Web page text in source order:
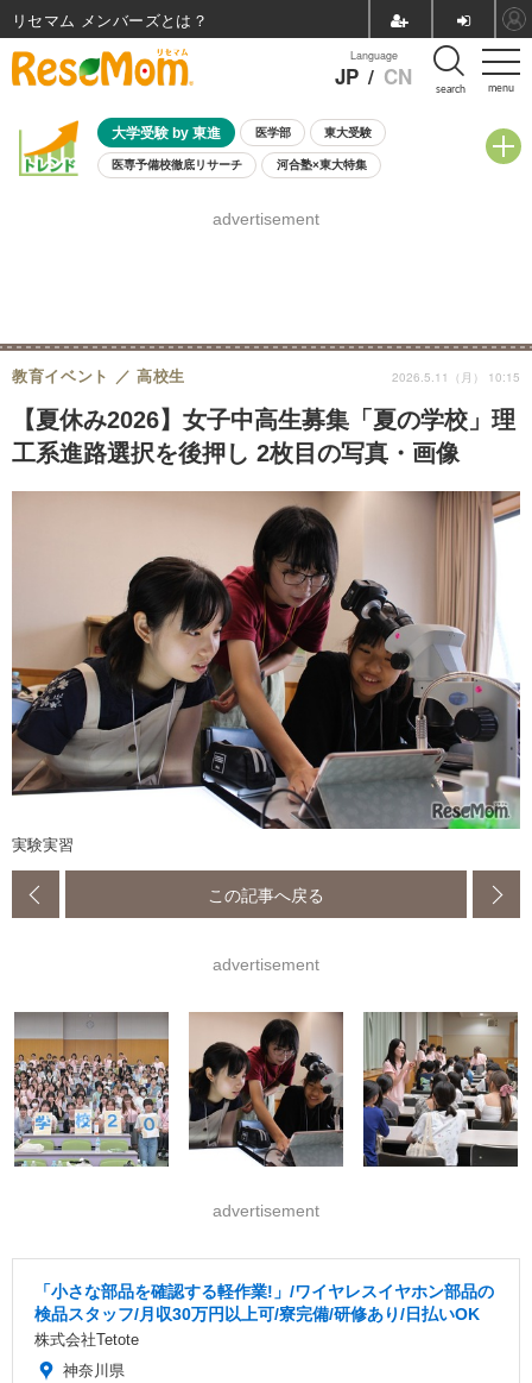
menu
Language
JP / CN search
大学受験 by 東進 医学部 東大受験
医専予備校徹底リサーチ 河合塾×東大特集
8月開催学校説明会・相談会
advertisement
【夏休み2026】女子中高生募集「夏の学校」理
工系進路選択を後押し 2枚目の写真・画像
教育イベント 高校生 2026.5.11（月） 10:15
実験実習
この記事へ戻る
advertisement
advertisement
「小さな部品を確認する軽作業!」/ワイヤレスイヤホン部品の
検品スタッフ/月収30万円以上可/寮完備/研修あり/日払いOK
株式会社Tetote
神奈川県
リセマム メンバーズ